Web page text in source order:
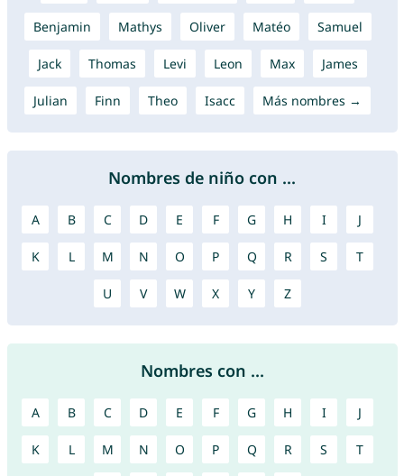
Benjamin Mathys Oliver Matéo Samuel
Jack Thomas Levi Leon Max James
Julian Finn Theo Isacc Más nombres →
Nombres de niño con ...
A B C D E F G H I J
K L M N O P Q R S T
U V W X Y Z
Nombres con ...
A B C D E F G H I J
K L M N O P Q R S T